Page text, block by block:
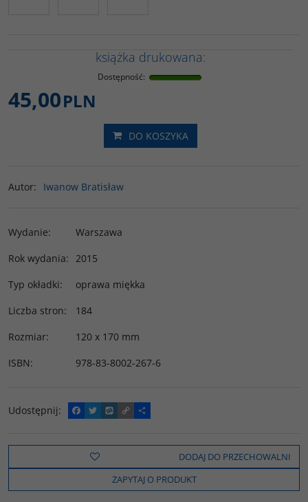
książka drukowana:
Dostępność:
45,00PLN
DO KOSZYKA
Autor: Iwanow Bratisław
Wydanie:
Warszawa
Rok wydania: 2015
Typ okładki:
oprawa miękka
Liczba stron:
184
Rozmiar:
120 x 170 mm
ISBN: 978-83-8002-267-6
Udostępnij:
F
a
e
o
k
T
w
t
t
e
W
y
o
C
o
y
i
n
k
P
o
z
e
l
s
DODAJ DO PRZECHOWALNI
ZAPYTAJ O PRODUKT